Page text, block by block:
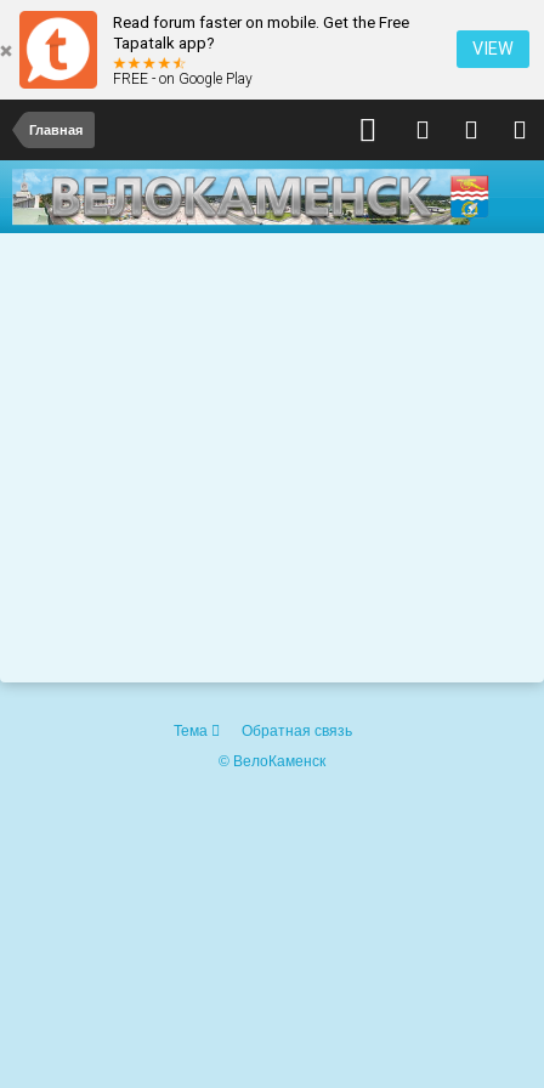
Read forum faster on mobile. Get the Free
Tapatalk app?
FREE - on Google Play
VIEW
Главная
Тема
Обратная связь
© ВелоКаменск